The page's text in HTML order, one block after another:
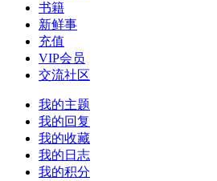
书籍
新鲜事
充值
VIP会员
交流社区
我的主题
我的回复
我的收藏
我的日志
我的积分